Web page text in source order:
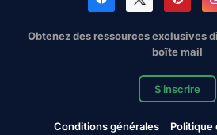
Obtenez des ressources exclusives
boîte mail
S'inscrire
Conditions générales
Politique